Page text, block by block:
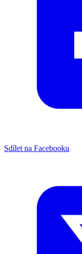
Sdílet na Facebooku